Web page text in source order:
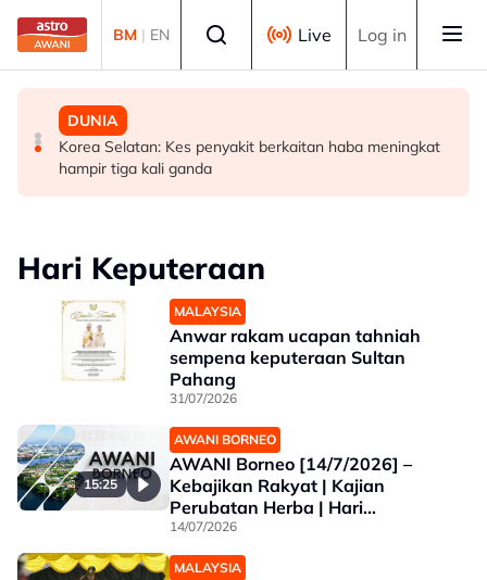
Skip to main content
BM | EN Live Log in
MALAYSIA
Sistem saringan kru penerbangan perlu dikaji semula,
pulihkan keyakinan penumpang - Tiong
MALAYSIA
UKM cipta sejarah anjur Konsert Diraja di DFP
DUNIA
Korea Selatan: Kes penyakit berkaitan haba meningkat
hampir tiga kali ganda
Hari Keputeraan
MALAYSIA
Anwar rakam ucapan tahniah
sempena keputeraan Sultan
Pahang
31/07/2026
15:25
AWANI BORNEO
AWANI Borneo [14/7/2026] –
Kebajikan Rakyat | Kajian
Perubatan Herba | Hari
Keputeraan
14/07/2026
MALAYSIA